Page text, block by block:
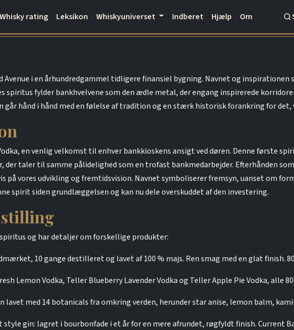
Whisky rating Leksikon Whiskyuniverset Indberet Hjælp Om
Avenue i en århundredgammel tidligere finansiel bygning. Navnet og inspirationen
spiritus fylder bankhvelvene som den ædle metal, der engang inspirerede
hånd i hånd med en følelse af tradition og en stærk historisk forankring for det,
en venlig velkomst til enhver bankkioskens ansigt ved døren. Denne første
taler til samme pålidelighed som en trofast bankmedarbejder. Efterhånden
på vores udvikling og fremtidsvision. Navnet symboliserer fremsyn, uanset om
spirit siden grundlæggelsen og kan nu dele overskuddet af den investering.
og har detaljer om forskellige produkter:
10 gange destilleret og lavet af 100 % majs. Ren smag med en glat finish.
Lemon Vodka, Teller Blueberry Lavender Vodka og Teller Apple Pie Vodka, alle
lavet med 14 botanicals fra omkring verden, herunder star anise, lemon balm,
style gin: lagret i bourbonfade i et år for en mere afrundet, røgfyldt finish. Current